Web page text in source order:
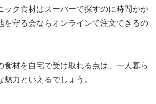
ック食材はスーパーで探すのに時間がか
を守る会ならオンラインで注文できるの
食材を自宅で受け取れる点は、一人暮ら
魅力といえるでしょう。